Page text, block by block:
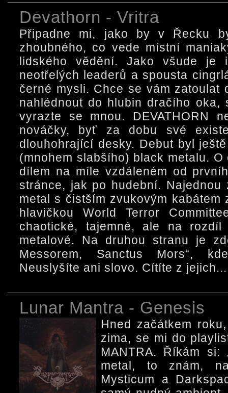
Devathorn - Vritra
Připadne mi, jako by v Řecku
zhoubného, co vede místní
lidského vědění. Jako všude je
neotřelých leaderů a spousta
černé mysli. Chce se vám zatoulat
nahlédnout do hlubin dračího oka,
vyrazte se mnou. DEVATHORN
nováčky, byť za dobu své
dlouhohrající desky. Debut byl
(mnohem slabšího) black metalu.
dílem na míle vzdáleném od
stránce, jak po hudební. Najednou
metal s čistším zvukovým kabátem
hlavičkou World Terror
chaotické, tajemné, ale na
metalové. Na druhou stranu je
Messorem, Sanctus Mors“,
Neuslyšíte ani slovo. Cítíte z jejich...
Lunar Mantra - Genesis
Hned začátkem
zima, se mi do
MANTRA. Říkám si:
metal, to znám,
Mysticum a